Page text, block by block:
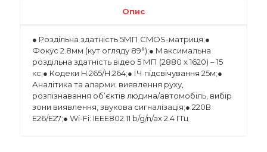
Опис
● Роздільна здатність 5МП CMOS-матриця;●
Фокус 2.8мм (кут огляду 89°);● Максимальна
роздільна здатність відео 5 МП (2880 x 1620) – 15
кс;● Кодеки H.265/H.264;● ІЧ підсвічування 25м;●
Аналітика та аларми: виявлення руху,
розпізнавання об’єктів людина/автомобіль, вибір
зони виявлення, звукова сигналізація;● 220В
E26/E27;● Wi-Fi: IEEE802.11 b/g/n/ax 2.4 ГГц